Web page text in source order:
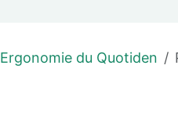
Ergonomie du Quotiden